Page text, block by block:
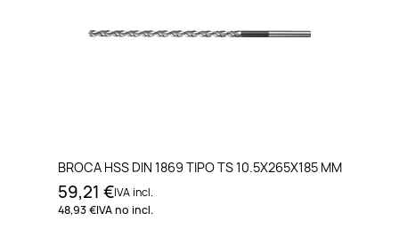
BROCA HSS DIN 1869 TIPO TS 10.5X265X185 MM
59,21 €IVA incl.
48,93 €IVA no incl.